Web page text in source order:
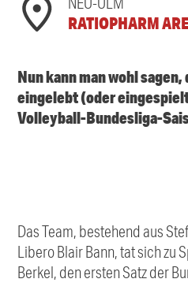
RATIOPHARM
Nun kann man wohl
eingelebt (oder
Volleyball-Bundesliga-
Das Team, bestehend aus
Libero Blair Bann, tat sich zu
Berkel, den ersten Satz der